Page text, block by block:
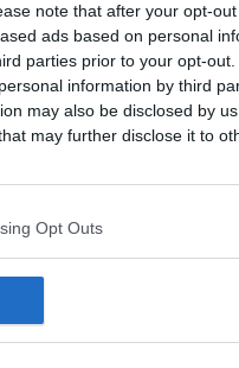
note that after your opt-
ads based on personal
parties prior to your opt-
information by third
may also be disclosed by
may further disclose it to
Opt Outs